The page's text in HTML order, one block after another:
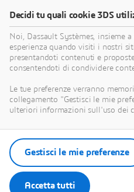
Decidi tu quali cookie 3DS
Noi, Dassault Systèmes, insieme
esperienza quando visiti i nostri
presentandoti contenuti e
consentendoti di condividere
Le tue preferenze verranno
collegamento "Gestisci le mie
ulteriori informazioni sull'uso dei
Accetta tutti
Gestisci le mie preferenze